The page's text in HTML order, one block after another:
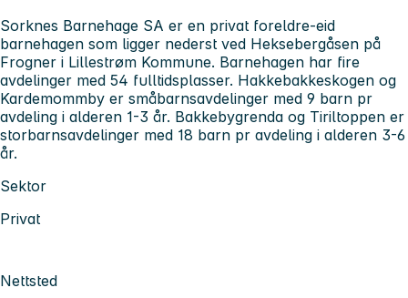
Sorknes Barnehage SA er en privat foreldre-eid
barnehagen som ligger nederst ved Heksebergåsen på
Frogner i Lillestrøm Kommune. Barnehagen har fire
avdelinger med 54 fulltidsplasser. Hakkebakkeskogen og
Kardemommby er småbarnsavdelinger med 9 barn pr
avdeling i alderen 1-3 år. Bakkebygrenda og Tiriltoppen er
storbarnsavdelinger med 18 barn pr avdeling i alderen 3-6
år.
Sektor
Privat
Nettsted